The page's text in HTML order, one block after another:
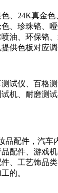
、24K真金
、珍珠铬、
油、环保铬
供色板对应调
试仪、百格
机、耐磨测
品配件，汽车
配件、游戏机
、工艺饰品
的。